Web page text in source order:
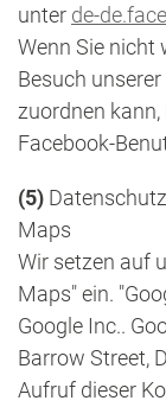
unter de-
Wenn Sie nicht
Besuch
zuordnen
Facebook-
(5)
Maps
Wir setzen auf
Maps" ein.
Google Inc..
Barrow Street,
Aufruf dieser